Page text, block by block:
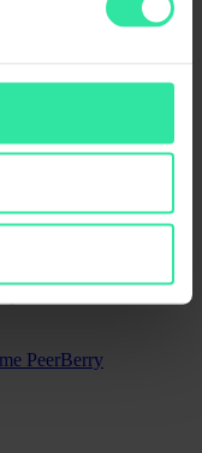
d’euros de
ont financé 22,98 M€
PeerBerry